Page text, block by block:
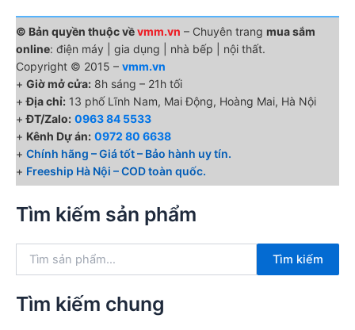
© Bản quyền thuộc vềvmm.vn – Chuyên trang mua sắm
online: điện máy | gia dụng | nhà bếp | nội thất.
Copyright © 2015 – vmm.vn
+ Giờ mở cửa: 8h sáng – 21h tối
+Địa chỉ: 13 phố Lĩnh Nam, Mai Động, Hoàng Mai, Hà Nội
+ĐT/Zalo: 0963 84 5533
+ Kênh Dự án: 0972 80 6638
+ Chính hãng – Giá tốt – Bảo hành uy tín.
+ Freeship Hà Nội – COD toàn quốc.
Tìm kiếm sản phẩm
k
Tìm kiếm
Tìm kiếm chung